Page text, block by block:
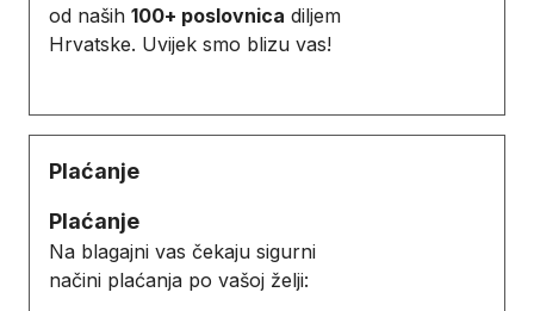
od naših 100+ poslovnica diljem
Hrvatske. Uvijek smo blizu vas!
Plaćanje
Plaćanje
Na blagajni vas čekaju sigurni
načini plaćanja po vašoj želji: